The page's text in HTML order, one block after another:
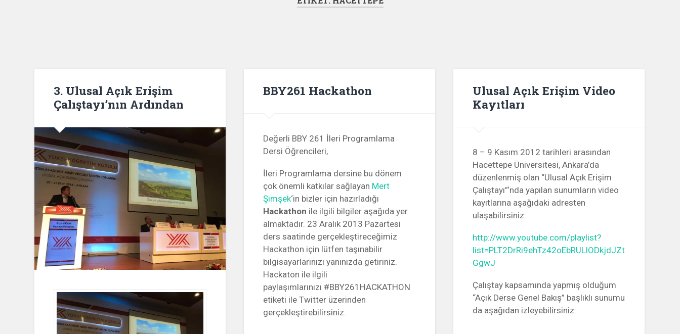
3. Ulusal Açık Erişim
Çalıştayı’nın Ardından
BBY261 Hackathon
Değerli BBY 261 İleri Programlama
Dersi Öğrencileri,
İleri Programlama dersine bu dönem
çok önemli katkılar sağlayan Mert
Şimşek‘in bizler için hazırladığı
Hackathon ile ilgili bilgiler aşağıda yer
almaktadır. 23 Aralık 2013 Pazartesi
ders saatinde gerçekleştireceğimiz
Hackathon için lütfen taşınabilir
bilgisayarlarınızı yanınızda getiriniz.
Hackaton ile ilgili
paylaşımlarınızı #BBY261HACKATHON
etiketi ile Twitter üzerinden
gerçekleştirebilirsiniz.
Ulusal Açık Erişim Video
Kayıtları
8 – 9 Kasım 2012 tarihleri arasından
Hacettepe Üniversitesi, Ankara’da
düzenlenmiş olan “Ulusal Açık Erişim
Çalıştayı”‘nda yapılan sunumların video
kayıtlarına aşağıdaki adresten
ulaşabilirsiniz:
http://www.youtube.com/playlist?
list=PLT2DrRi9ehTz42oEbRULlODkjdJZt
GgwJ
Çalıştay kapsamında yapmış olduğum
“Açık Derse Genel Bakış” başlıklı sunumu
da aşağıdan izleyebilirsiniz: